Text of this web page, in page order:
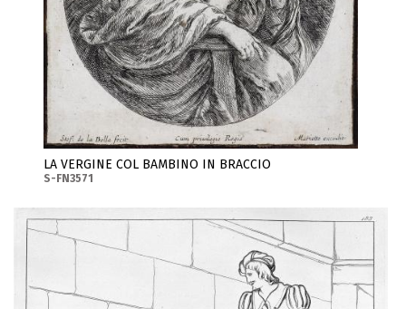
LA VERGINE COL BAMBINO IN BRACCIO
S-FN3571